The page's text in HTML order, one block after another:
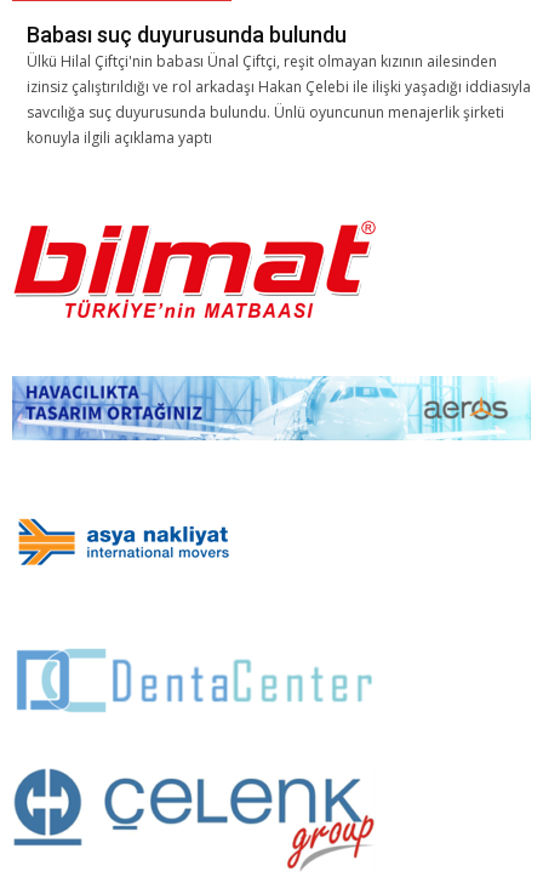
Babası suç duyurusunda bulundu
Ülkü Hilal Çiftçi'nin babası Ünal Çiftçi, reşit olmayan kızının ailesinden
izinsiz çalıştırıldığı ve rol arkadaşı Hakan Çelebi ile ilişki yaşadığı iddiasıyla
savcılığa suç duyurusunda bulundu. Ünlü oyuncunun menajerlik şirketi
konuyla ilgili açıklama yaptı